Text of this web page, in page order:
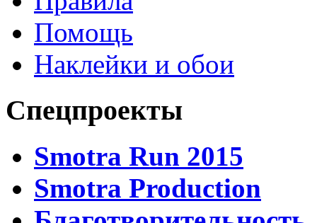
Помощь
Наклейки и обои
Спецпроекты
Smotra Run 2015
Smotra Production